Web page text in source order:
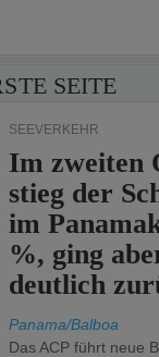
SEITE
SEEVERKEHR
Im zweiten
stieg der
im
%, ging
deutlich
Panama/Balboa
Das ACP führt neue